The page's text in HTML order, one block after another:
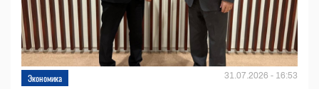
Экономика 31.07.2026 - 16:53